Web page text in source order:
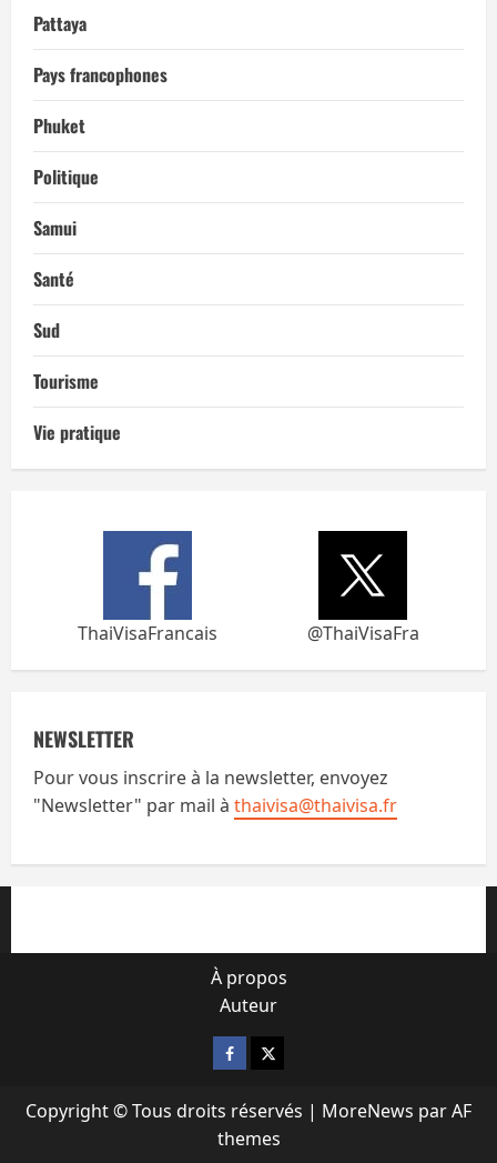
Pattaya
Pays francophones
Phuket
Politique
Samui
Santé
Sud
Tourisme
Vie pratique
ThaiVisaFrancais @ThaiVisaFra
NEWSLETTER
Pour vous inscrire à la newsletter, envoyez
"Newsletter" par mail à thaivisa@thaivisa.fr
À propos
Auteur
Facebook
X
Copyright © Tous droits réservés | MoreNews par AF
themes